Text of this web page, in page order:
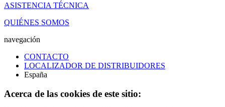
ASISTENCIA TÉCNICA
QUIÉNES SOMOS
navegación
CONTACTO
LOCALIZADOR DE DISTRIBUIDORES
España
Acerca de las cookies de este sitio: